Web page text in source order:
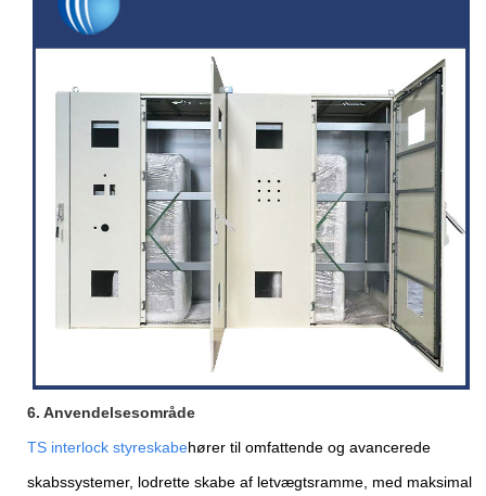
6. Anvendelsesområde
TS interlock styreskabehører til omfattende og avancerede
skabssystemer, lodrette skabe af letvægtsramme, med maksimal